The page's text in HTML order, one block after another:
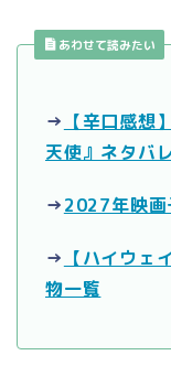
あわせて読みたい
→ 【辛口感想
天使』ネタバ
→2027年映画
→ 【ハイウェ
物一覧